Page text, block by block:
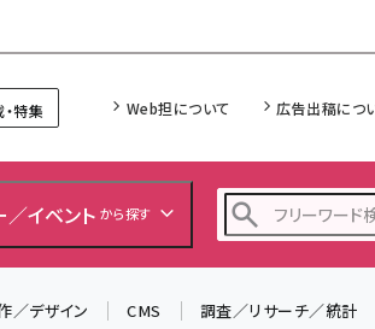
特集 Web担について 広告出稿につ
／イベント から探す
／デザイン CMS 調査／リサーチ／統計